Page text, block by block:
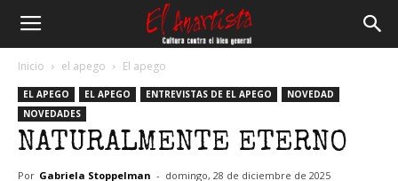
Anartista
Inicio el apego El apego
EL APEGO EL APEGO ENTREVISTAS DE EL APEGO
NOVEDAD
NOVEDADES
NATURALMENTE ETERNO
Por Gabriela Stoppelman - domingo, 28 de diciembre de 2025